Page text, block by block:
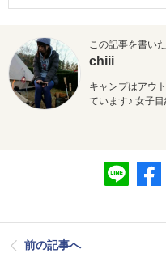
この記事を書い
chiii
キャンプはアウ
ています♪ 女子
前の記事へ